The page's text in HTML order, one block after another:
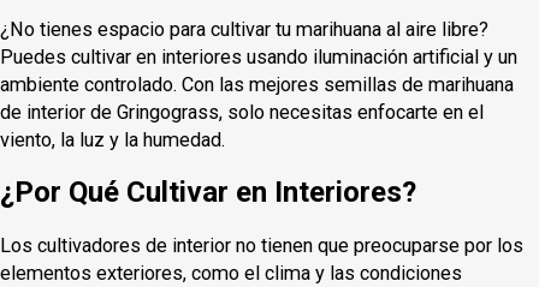
¿No tienes espacio para cultivar tu marihuana al aire libre?
Puedes cultivar en interiores usando iluminación artificial y un
ambiente controlado. Con las mejores semillas de marihuana
de interior de Gringograss, solo necesitas enfocarte en el
viento, la luz y la humedad.
¿Por Qué Cultivar en Interiores?
Los cultivadores de interior no tienen que preocuparse por los
elementos exteriores, como el clima y las condiciones